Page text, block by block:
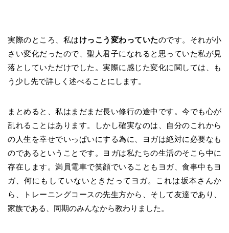
実際のところ、私はけっこう変わっていたのです。それが小
さい変化だったので、聖人君子になれると思っていた私が見
落としていただけでした。実際に感じた変化に関しては、も
う少し先で詳しく述べることにします。
まとめると、私はまだまだ長い修行の途中です。今でも心が
乱れることはあります。しかし確実なのは、自分のこれから
の人生を幸せでいっぱいにする為に、ヨガは絶対に必要なも
のであるということです。ヨガは私たちの生活のそこら中に
存在します。満員電車で笑顔でいることもヨガ、食事中もヨ
ガ、何にもしていないときだってヨガ。これは坂本さんか
ら、トレーニングコースの先生方から、そして友達であり、
家族である、同期のみんなから教わりました。